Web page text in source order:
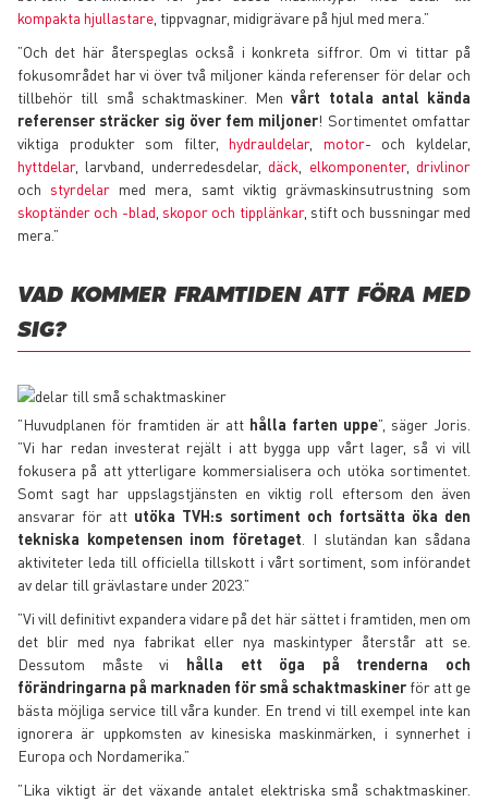
kompakta hjullastare , tippvagnar, midigrävare på hjul med mera.”
”Och det här återspeglas också i konkreta siffror. Om vi tittar på
fokusområdet har vi över två miljoner kända referenser för delar och
tillbehör till små schaktmaskiner. Menvårt totala antal kända
referenser sträcker sig över fem miljoner! Sortimentet omfattar
viktiga produkter som filter,hydrauldelar, motor- och kyldelar,
hyttdelar, larvband, underredesdelar, däck elkomponenter, drivlinor
och styrdelar med mera, samt viktig grävmaskinsutrustning som
skoptänder och -blad skopor och tipplänkar, stift och bussningar med
mera.”
VAD KOMMER FRAMTIDEN ATT FÖRA MED
SIG?
”Huvudplanen för framtiden är att hålla farten uppe”, säger Joris.
”Vi har redan investerat rejält i att bygga upp vårt lager, så vi vill
fokusera på att ytterligare kommersialisera och utöka sortimentet.
Somt sagt har uppslagstjänsten en viktig roll eftersom den även
ansvarar för att utöka TVH:s sortiment och fortsätta öka den
tekniska kompetensen inom företaget . I slutändan kan sådana
aktiviteter leda till officiella tillskott i vårt sortiment, som införandet
av delar till grävlastare under 2023.”
”Vi vill definitivt expandera vidare på det här sättet i framtiden, men om
det blir med nya fabrikat eller nya maskintyper återstår att se.
Dessutom måste vi hålla ett öga på trenderna och
förändringarna på marknaden för små schaktmaskiner för att ge
bästa möjliga service till våra kunder. En trend vi till exempel inte kan
ignorera är uppkomsten av kinesiska maskinmärken, i synnerhet i
Europa och Nordamerika.”
”Lika viktigt är det växande antalet elektriska små schaktmaskiner.